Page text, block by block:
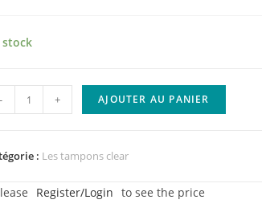
stock
- + AJOUTER AU PANIER
: Les tampons clear
Register/Login to see the price